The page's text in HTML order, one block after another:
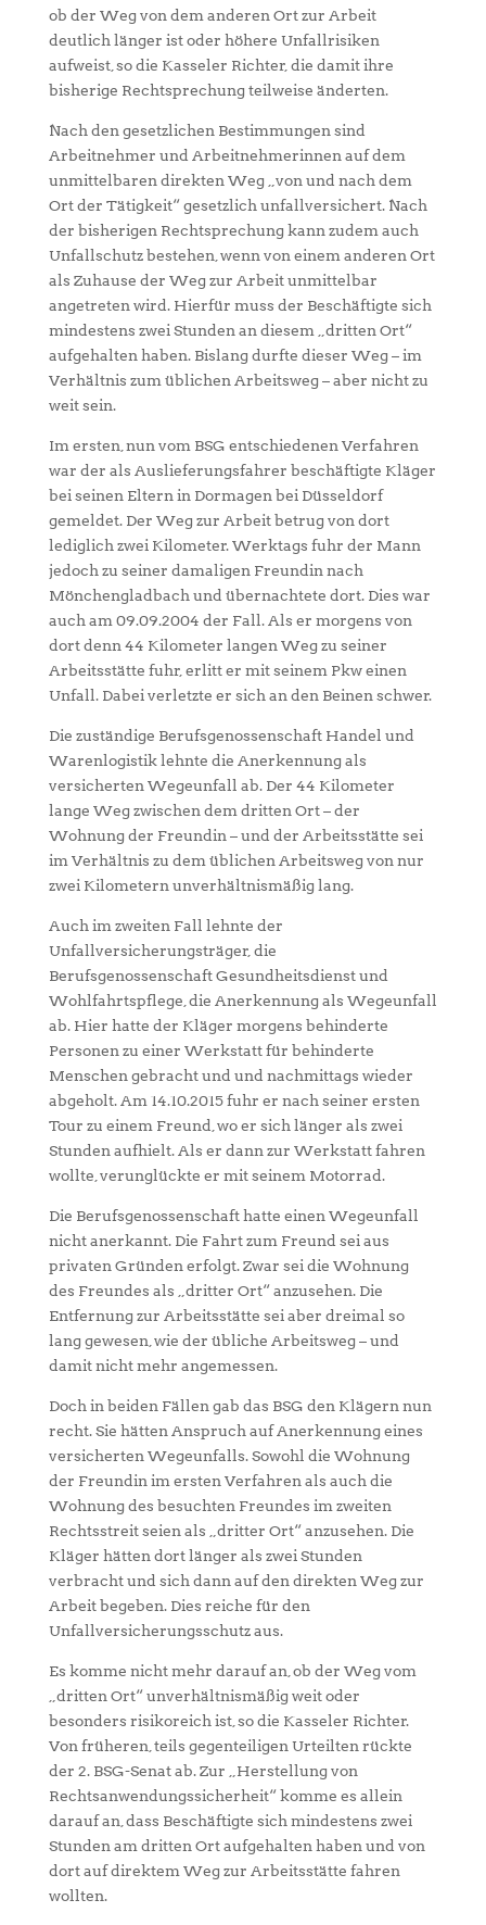
ob der Weg von dem anderen Ort zur Arbeit
deutlich länger ist oder höhere Unfallrisiken
aufweist, so die Kasseler Richter, die damit ihre
bisherige Rechtsprechung teilweise änderten.
Nach den gesetzlichen Bestimmungen sind
Arbeitnehmer und Arbeitnehmerinnen auf dem
unmittelbaren direkten Weg „von und nach dem
Ort der Tätigkeit“ gesetzlich unfallversichert. Nach
der bisherigen Rechtsprechung kann zudem auch
Unfallschutz bestehen, wenn von einem anderen Ort
als Zuhause der Weg zur Arbeit unmittelbar
angetreten wird. Hierfür muss der Beschäftigte sich
mindestens zwei Stunden an diesem „dritten Ort“
aufgehalten haben. Bislang durfte dieser Weg – im
Verhältnis zum üblichen Arbeitsweg – aber nicht zu
weit sein.
Im ersten, nun vom BSG entschiedenen Verfahren
war der als Auslieferungsfahrer beschäftigte Kläger
bei seinen Eltern in Dormagen bei Düsseldorf
gemeldet. Der Weg zur Arbeit betrug von dort
lediglich zwei Kilometer. Werktags fuhr der Mann
jedoch zu seiner damaligen Freundin nach
Mönchengladbach und übernachtete dort. Dies war
auch am 09.09.2004 der Fall. Als er morgens von
dort denn 44 Kilometer langen Weg zu seiner
Arbeitsstätte fuhr, erlitt er mit seinem Pkw einen
Unfall. Dabei verletzte er sich an den Beinen schwer.
Die zuständige Berufsgenossenschaft Handel und
Warenlogistik lehnte die Anerkennung als
versicherten Wegeunfall ab. Der 44 Kilometer
lange Weg zwischen dem dritten Ort – der
Wohnung der Freundin – und der Arbeitsstätte sei
im Verhältnis zu dem üblichen Arbeitsweg von nur
zwei Kilometern unverhältnismäßig lang.
Auch im zweiten Fall lehnte der
Unfallversicherungsträger, die
Berufsgenossenschaft Gesundheitsdienst und
Wohlfahrtspflege, die Anerkennung als Wegeunfall
ab. Hier hatte der Kläger morgens behinderte
Personen zu einer Werkstatt für behinderte
Menschen gebracht und und nachmittags wieder
abgeholt. Am 14.10.2015 fuhr er nach seiner ersten
Tour zu einem Freund, wo er sich länger als zwei
Stunden aufhielt. Als er dann zur Werkstatt fahren
wollte, verunglückte er mit seinem Motorrad.
Die Berufsgenossenschaft hatte einen Wegeunfall
nicht anerkannt. Die Fahrt zum Freund sei aus
privaten Gründen erfolgt. Zwar sei die Wohnung
des Freundes als „dritter Ort“ anzusehen. Die
Entfernung zur Arbeitsstätte sei aber dreimal so
lang gewesen, wie der übliche Arbeitsweg – und
damit nicht mehr angemessen.
Doch in beiden Fällen gab das BSG den Klägern nun
recht. Sie hätten Anspruch auf Anerkennung eines
versicherten Wegeunfalls. Sowohl die Wohnung
der Freundin im ersten Verfahren als auch die
Wohnung des besuchten Freundes im zweiten
Rechtsstreit seien als „dritter Ort“ anzusehen. Die
Kläger hätten dort länger als zwei Stunden
verbracht und sich dann auf den direkten Weg zur
Arbeit begeben. Dies reiche für den
Unfallversicherungsschutz aus.
Es komme nicht mehr darauf an, ob der Weg vom
„dritten Ort“ unverhältnismäßig weit oder
besonders risikoreich ist, so die Kasseler Richter.
Von früheren, teils gegenteiligen Urteilten rückte
der 2. BSG-Senat ab. Zur „Herstellung von
Rechtsanwendungssicherheit“ komme es allein
darauf an, dass Beschäftigte sich mindestens zwei
Stunden am dritten Ort aufgehalten haben und von
dort auf direktem Weg zur Arbeitsstätte fahren
wollten.